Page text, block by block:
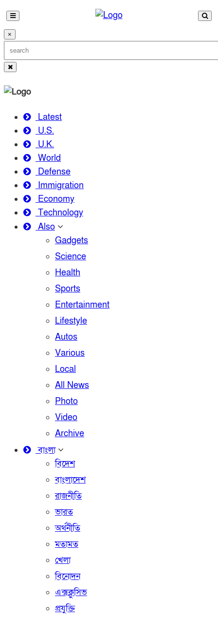
×
Latest
U.S.
U.K.
World
Defense
Immigration
Economy
Technology
Also
Gadgets
Science
Health
Sports
Entertainment
Lifestyle
Autos
Various
Local
All News
Photo
Video
Archive
বাংলা
বিদেশ
বাংলাদেশ
রাজনীতি
ভারত
অর্থনীতি
মতামত
খেলা
বিনোদন
এক্সক্লুসিভ
প্রযুক্তি